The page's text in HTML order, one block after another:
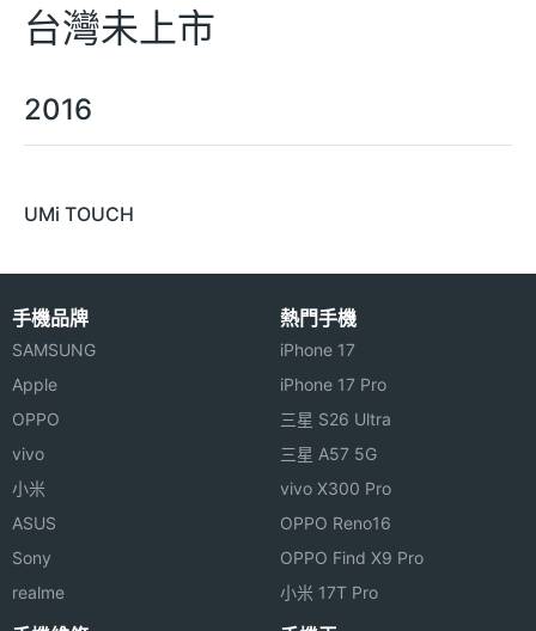
台灣未上市
2016
UMi TOUCH
手機品牌
SAMSUNG
Apple
OPPO
vivo
小米
ASUS
Sony
realme
熱門手機
iPhone 17
iPhone 17 Pro
三星 S26 Ultra
三星 A57 5G
vivo X300 Pro
OPPO Reno16
OPPO Find X9 Pro
小米 17T Pro